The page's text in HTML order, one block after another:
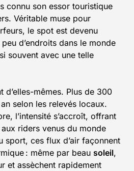
connu son essor touristique
Véritable muse pour
le spot est devenu
d’endroits dans le monde
souvent avec une telle
d’elles-mêmes. Plus de 300
selon les relevés locaux.
l’intensité s’accroît, offrant
riders venus du monde
sport, ces flux d’air façonnent
: même par beau soleil,
et assèchent rapidement